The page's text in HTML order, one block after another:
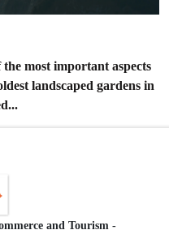
most important aspects
landscaped gardens in
and Tourism -